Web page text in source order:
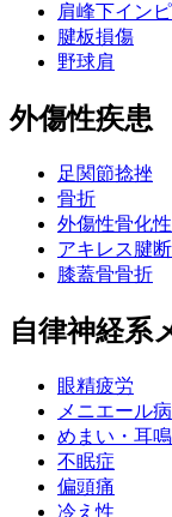
肩峰下イン
腱板損傷
野球肩
外傷性疾患
足関節捻挫
骨折
外傷性骨化
アキレス腱
膝蓋骨骨折
自律神経系
眼精疲労
メニエール病
めまい・耳鳴
不眠症
偏頭痛
冷え性